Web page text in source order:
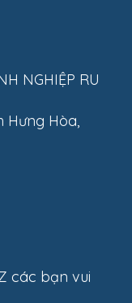
NGHIỆP RU
Hưng Hòa,
các bạn vui